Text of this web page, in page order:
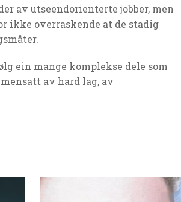
av utseendorienterte jobber, men
ikke overraskende at de stadig
ein mange komplekse dele som
av hard lag, av